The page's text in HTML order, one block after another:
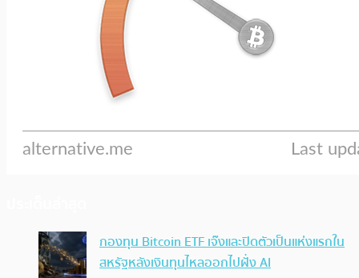
กองทุน Bitcoin ETF เจ๊งและปิดตัวเป็นแห่งแรกใน
สหรัฐหลังเงินทุนไหลออกไปฝั่ง AI